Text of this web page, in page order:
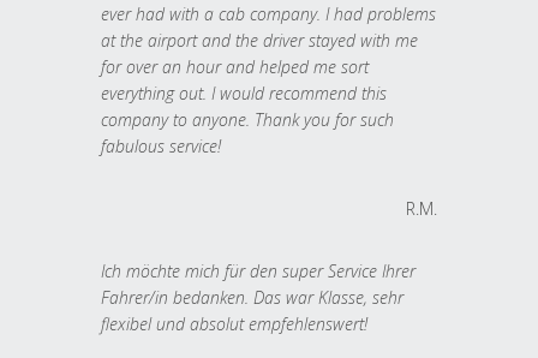
ever had with a cab company. I had problems
at the airport and the driver stayed with me
for over an hour and helped me sort
everything out. I would recommend this
company to anyone. Thank you for such
fabulous service!
R.M.
Ich möchte mich für den super Service Ihrer
Fahrer/in bedanken. Das war Klasse, sehr
flexibel und absolut empfehlenswert!